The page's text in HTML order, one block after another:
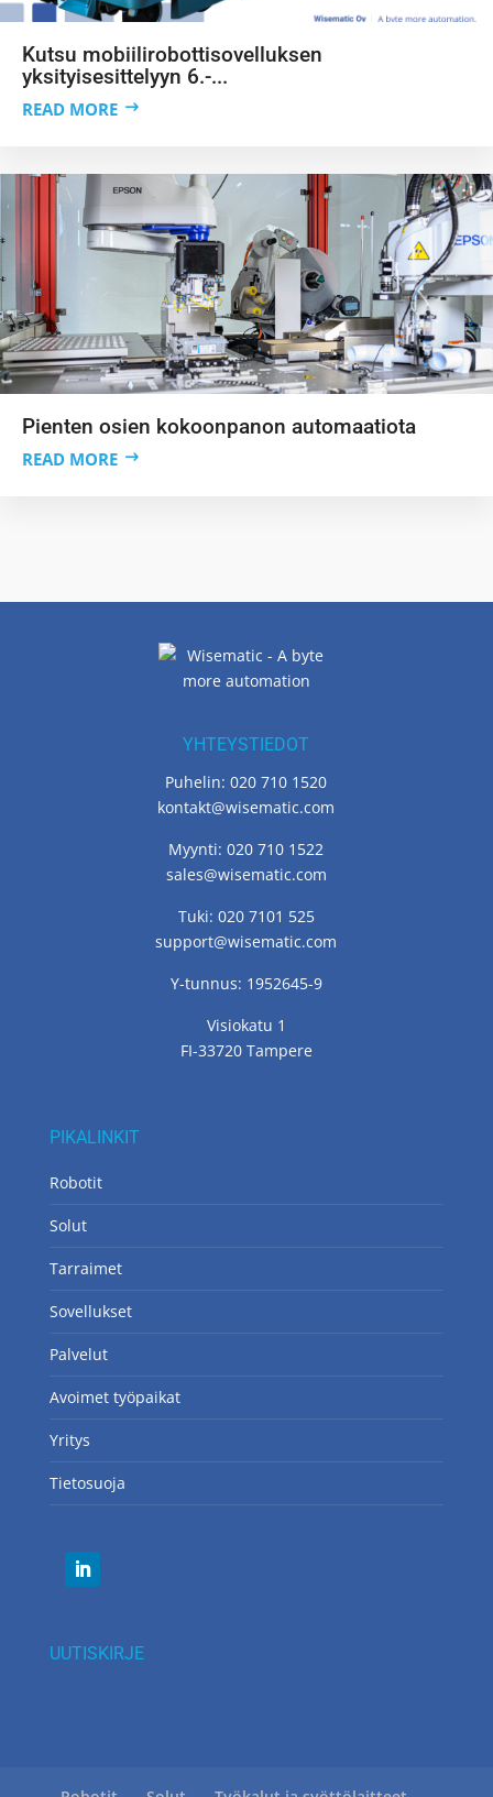
Kutsu mobiilirobottisovelluksen
yksityisesittelyyn 6.-...
READ MORE
Pienten osien kokoonpanon automaatiota
READ MORE
YHTEYSTIEDOT
Puhelin: 020 710 1520
kontakt@wisematic.com
Myynti: 020 710 1522
sales@wisematic.com
Tuki: 020 7101 525
support@wisematic.com
Y-tunnus: 1952645-9
Visiokatu 1
FI-33720 Tampere
PIKALINKIT
Robotit
Solut
Tarraimet
Sovellukset
Palvelut
Avoimet työpaikat
Yritys
Tietosuoja
UUTISKIRJE